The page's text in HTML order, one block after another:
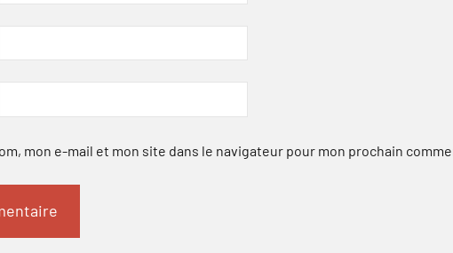
mon e-mail et mon site dans le navigateur pour mon prochain